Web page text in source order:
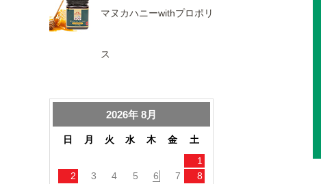
マヌカハニーwithプロポリ
ス